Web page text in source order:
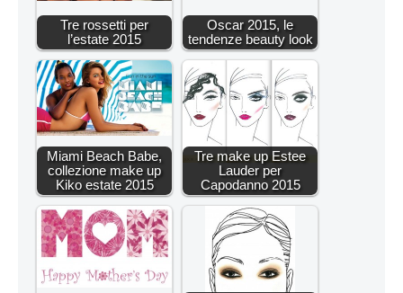
Tre rossetti per
l’estate 2015
Oscar 2015, le
tendenze beauty look
Miami Beach Babe,
collezione make up
Kiko estate 2015
Tre make up Estee
Lauder per
Capodanno 2015